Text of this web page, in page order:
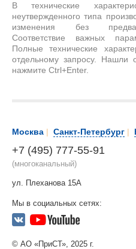
В технические
неутвержденного типа
изменения без
Соответствие важных
Полные технические
отдельному запросу.
нажмите Ctrl+Enter.
Москва | Санкт-Петербург |
+7 (495) 777-55-91
(многоканальный)
ул. Плеханова 15А
Мы в социальных сетях:
© АО «ПриСТ», 2025 г.